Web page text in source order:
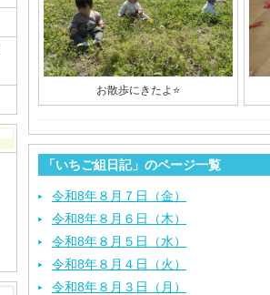
お散歩にきたよ⭐
「いちご組日記」のページ一覧
令和8年８月７日（金）
令和8年８月６日（木）
令和8年８月５日（水）
令和8年８月４日（火）
令和8年８月３日（月）